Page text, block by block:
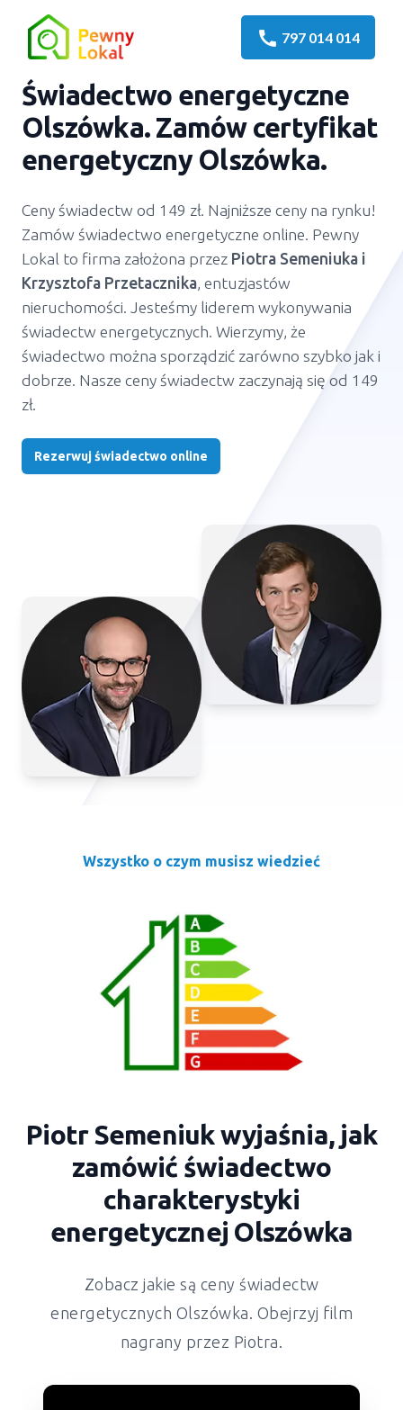
call 797 014 014
Świadectwo energetyczne
Olszówka. Zamów certyfikat
energetyczny Olszówka.
Ceny świadectw od 149 zł. Najniższe ceny na rynku!
Zamów świadectwo energetyczne online. Pewny
Lokal to firma założona przez Piotra Semeniuka i
Krzysztofa Przetacznika, entuzjastów
nieruchomości. Jesteśmy liderem wykonywania
świadectw energetycznych. Wierzymy, że
świadectwo można sporządzić zarówno szybko jak i
dobrze. Nasze ceny świadectw zaczynają się od 149
zł.
Rezerwuj świadectwo online
Wszystko o czym musisz wiedzieć
Piotr Semeniuk wyjaśnia, jak
zamówić świadectwo
charakterystyki
energetycznej Olszówka
Zobacz jakie są ceny świadectw
energetycznych Olszówka. Obejrzyj film
nagrany przez Piotra.